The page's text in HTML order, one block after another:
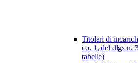
Titolari di
co. 1, del dlgs n.
tabelle)